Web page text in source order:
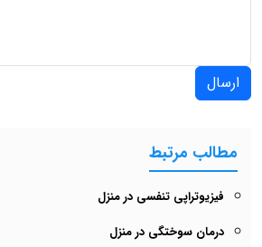
ارسال
مطالب مرتبط
فیزیوتراپی تنفسی در منزل
درمان سوختگی در منزل